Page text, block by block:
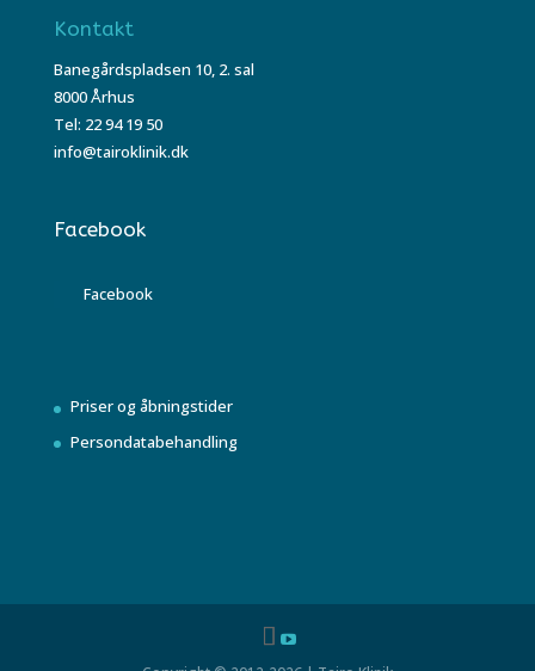
Kontakt
Banegårdspladsen 10, 2. sal
8000 Århus
Tel: 22 94 19 50
info@tairoklinik.dk
Facebook
Facebook
Priser og åbningstider
Persondatabehandling